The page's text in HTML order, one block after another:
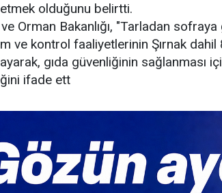
olduğunu belirtti.
Orman Bakanlığı, "Tarladan
ve kontrol faaliyetlerinin Şırnak
gıda güvenliğinin sağlanması
ifade ett